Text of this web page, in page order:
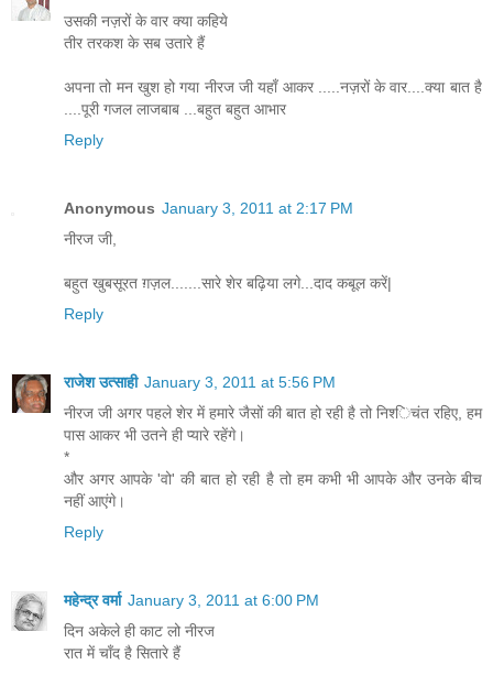
उसकी नज़रों के वार क्‍या कहिये
तीर तरकश के सब उतारे हैं
अपना तो मन खुश हो गया नीरज जी यहाँ आकर .....नज़रों के वार....क्या बात है
....पूरी गजल लाजबाब ...बहुत बहुत आभार
Reply
Anonymous January 3, 2011 at 2:17 PM
नीरज जी,
बहुत खुबसूरत ग़ज़ल.......सारे शेर बढ़िया लगे...दाद कबूल करें|
Reply
राजेश उत्‍साही January 3, 2011 at 5:56 PM
नीरज जी अगर पहले शेर में हमारे जैसों की बात हो रही है तो निश्‍िचंत रहिए, हम
पास आकर भी उतने ही प्‍यारे रहेंगे।
*
और अगर आपके 'वो' की बात हो रही है तो हम कभी भी आपके और उनके बीच
नहीं आएंगे।
Reply
महेन्‍द्र वर्मा January 3, 2011 at 6:00 PM
दिन अकेले ही काट लो नीरज
रात में चाँद है सितारे हैं